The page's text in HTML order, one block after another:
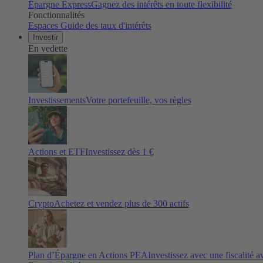
Épargne ExpressGagnez des intérêts en toute flexibilité
Fonctionnalités
Espaces Guide des taux d'intérêts
Investir
En vedette
InvestissementsVotre portefeuille, vos règles
Actions et ETFInvestissez dès 1 €
CryptoAchetez et vendez plus de 300 actifs
Plan d’Épargne en Actions PEAInvestissez avec une fiscalité